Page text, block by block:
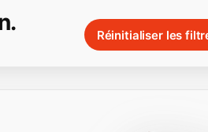
Réinitialiser les